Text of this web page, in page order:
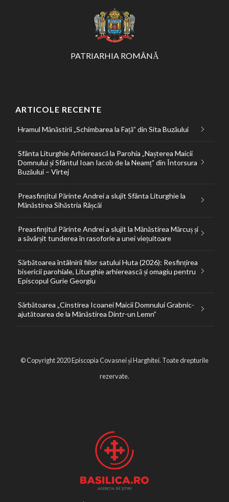
PATRIARHIA ROMÂNĂ
ARTICOLE RECENTE
Hramul Mănăstirii „Schimbarea la Față” din Sita Buzăului
Sfânta Liturghie Arhierească la Parohia „Nașterea Maicii
Domnului și Sfântul Ioan Iacob de la Neamț” din Întorsura
Buzăului – Vîrtej
Preasfințitul Părinte Andrei a slujit Sfânta Liturghie la
Mănăstirea Sihăstria Râșcăi
Preasfințitul Părinte Andrei a slujit la Mănăstirea Mărcuș și
a săvârșit tunderea în rasoforie a unei viețuitoare
Sărbătoarea întâlnirii fiilor satului Huta (2026): Resfințirea
bisericii parohiale, Liturghie arhierească și omagiu pentru
Episcopul Gurie Georgiu
Sărbătoarea „Cinstirea Icoanei Maicii Domnului Grabnic-
ajutătoarea de la Mănăstirea Dintr-un Lemn”
© Copyright 2020 Episcopia Covasnei și Harghitei. Toate drepturile
rezervate.